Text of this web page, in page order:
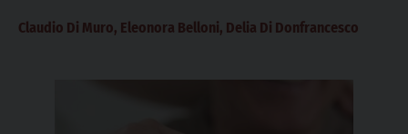
Claudio Di Muro, Eleonora Belloni, Delia Di Donfrancesco